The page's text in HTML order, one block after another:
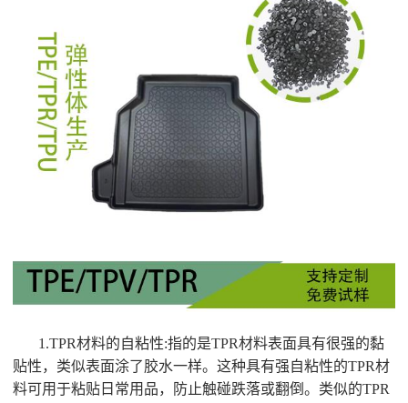
1.TPR材料的自粘性:指的是TPR材料表面具有很强的黏
贴性，类似表面涂了胶水一样。这种具有强自粘性的TPR材
料可用于粘贴日常用品，防止触碰跌落或翻倒。类似的TPR